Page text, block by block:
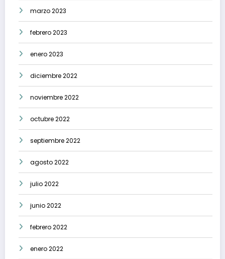
marzo 2023
febrero 2023
enero 2023
diciembre 2022
noviembre 2022
octubre 2022
septiembre 2022
agosto 2022
julio 2022
junio 2022
febrero 2022
enero 2022